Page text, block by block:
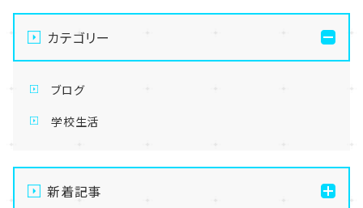
カテゴリー
ブログ
学校生活
新着記事